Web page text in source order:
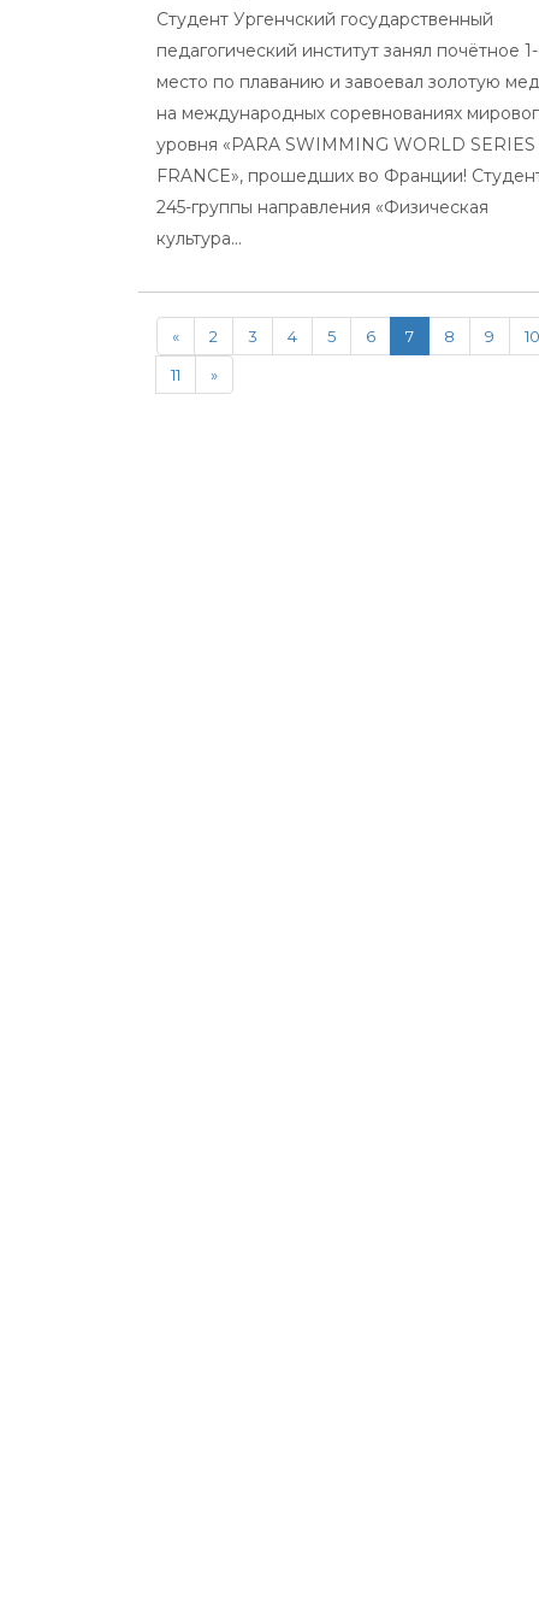
Студент Ургенчский государственный
педагогический институт занял почётное
место по плаванию и завоевал золотую
на международных соревнованиях
уровня «PARA SWIMMING WORLD SERIES
FRANCE», прошедших во Франции!
245-группы направления «Физическая
культура...
« 2 3 4 5 6 7 8 9
10
11
»